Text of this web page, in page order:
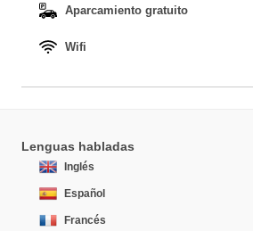
Aparcamiento gratuito
Wifi
Lenguas habladas
Inglés
Español
Francés